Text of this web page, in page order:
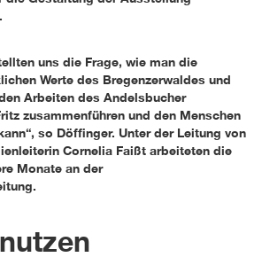
uns die Frage, wie man die
Werte des Bregenzerwaldes und
Arbeiten des Andelsbucher
zusammenführen und den Menschen
so Döffinger. Unter der Leitung von
Cornelia Faißt arbeiteten die
Monate an der